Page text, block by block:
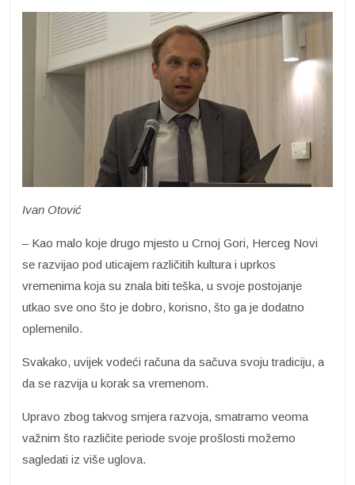
Ivan Otović
– Kao malo koje drugo mjesto u Crnoj Gori, Herceg Novi
se razvijao pod uticajem različitih kultura i uprkos
vremenima koja su znala biti teška, u svoje postojanje
utkao sve ono što je dobro, korisno, što ga je dodatno
oplemenilo.
Svakako, uvijek vodeći računa da sačuva svoju tradiciju, a
da se razvija u korak sa vremenom.
Upravo zbog takvog smjera razvoja, smatramo veoma
važnim što različite periode svoje prošlosti možemo
sagledati iz više uglova.